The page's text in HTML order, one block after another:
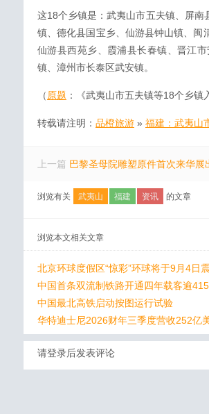
这18个乡镇是：武夷山市五夫镇、屏
镇、德化县国宝乡、仙游县钟山镇、闽
仙游县西苑乡、霞浦县长春镇、晋江
镇、漳州市长泰区武安镇。
（ 原题 ：《武夷山市五夫镇等18个乡镇
转载请注明： 品橙旅游 » 福建：武夷山
上一篇 巴黎圣母院雕塑原件首次来华展
浏览有关 武夷山 福建 资讯 的文章
浏览本文相关文章
北京环球度假区“惊彩”环球将于9月4日
中国首条双流制铁路开通四年载客逾
中国最北高铁启动按图运行试验
华特迪士尼2026财年三季度营收252亿
请登录后发表评论